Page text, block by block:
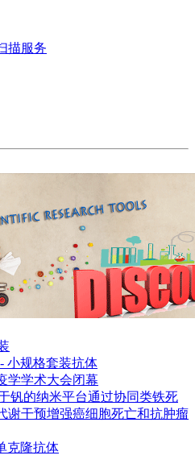
描服务
小规格套装抗体
学学术大会闭幕
钒的纳米平台通过协同类铁死
谢干预增强癌细胞死亡和抗肿瘤
克隆抗体